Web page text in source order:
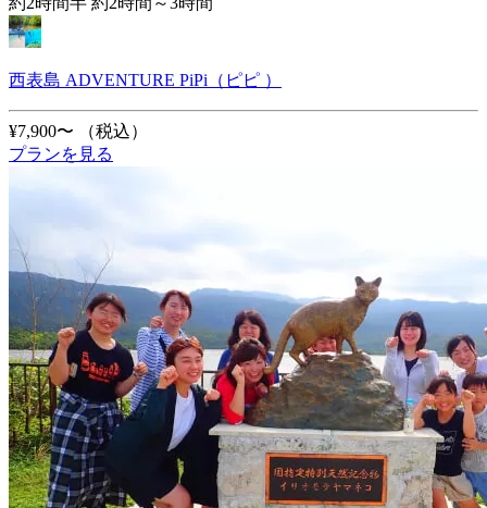
西表島 ADVENTURE PiPi（ピピ ）
¥7,900〜
（税込）
プランを見る